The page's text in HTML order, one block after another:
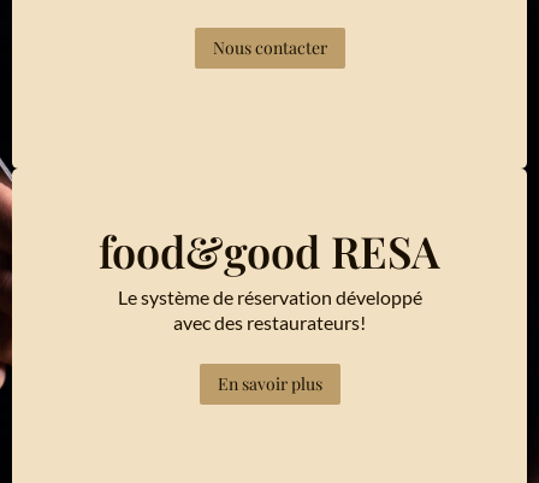
Nous contacter
food&good RESA
Le système de réservation développé
avec des restaurateurs!
En savoir plus